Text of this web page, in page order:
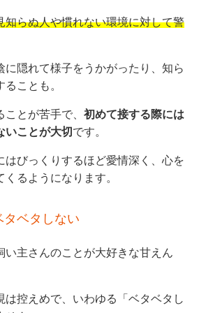
知らぬ人や慣れない環境に対して警
に隠れて様子をうかがったり、知ら
ことも。
ことが苦手で、初めて接する際には
いことが大切 です。
はびっくりするほど愛情深く、心を
るようになります。
ベタしない
い主さんのことが大好きな甘えん
は控えめで、いわゆる「ベタベタし